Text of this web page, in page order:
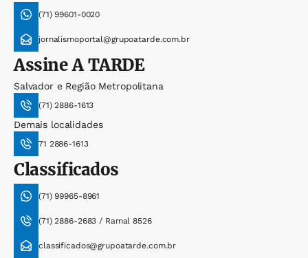
(71) 99601-0020
jornalismoportal@grupoatarde.com.br
AssineA TARDE
Salvador e Região Metropolitana
(71) 2886-1613
Demais localidades
71 2886-1613
Classificados
(71) 99965-8961
(71) 2886-2683 / Ramal 8526
classificados@grupoatarde.com.br